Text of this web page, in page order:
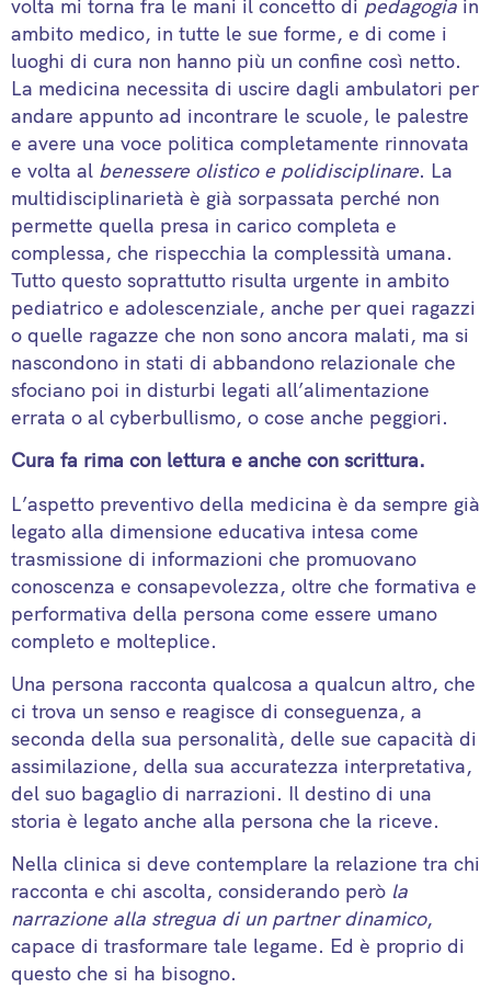
volta mi torna fra le mani il concetto di pedagogia in
ambito medico, in tutte le sue forme, e di come i
luoghi di cura non hanno più un confine così netto.
La medicina necessita di uscire dagli ambulatori per
andare appunto ad incontrare le scuole, le palestre
e avere una voce politica completamente rinnovata
e volta al benessere olistico e polidisciplinare. La
multidisciplinarietà è già sorpassata perché non
permette quella presa in carico completa e
complessa, che rispecchia la complessità umana.
Tutto questo soprattutto risulta urgente in ambito
pediatrico e adolescenziale, anche per quei ragazzi
o quelle ragazze che non sono ancora malati, ma si
nascondono in stati di abbandono relazionale che
sfociano poi in disturbi legati all’alimentazione
errata o al cyberbullismo, o cose anche peggiori.
Cura fa rima con lettura e anche con scrittura.
L’aspetto preventivo della medicina è da sempre già
legato alla dimensione educativa intesa come
trasmissione di informazioni che promuovano
conoscenza e consapevolezza, oltre che formativa e
performativa della persona come essere umano
completo e molteplice.
Una persona racconta qualcosa a qualcun altro, che
ci trova un senso e reagisce di conseguenza, a
seconda della sua personalità, delle sue capacità di
assimilazione, della sua accuratezza interpretativa,
del suo bagaglio di narrazioni. Il destino di una
storia è legato anche alla persona che la riceve.
Nella clinica si deve contemplare la relazione tra chi
racconta e chi ascolta, considerando però la
narrazione alla stregua di un partner dinamico,
capace di trasformare tale legame. Ed è proprio di
questo che si ha bisogno.